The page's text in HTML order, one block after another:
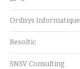
Ordisys Informatique
Resoltic
SNSV Consulting